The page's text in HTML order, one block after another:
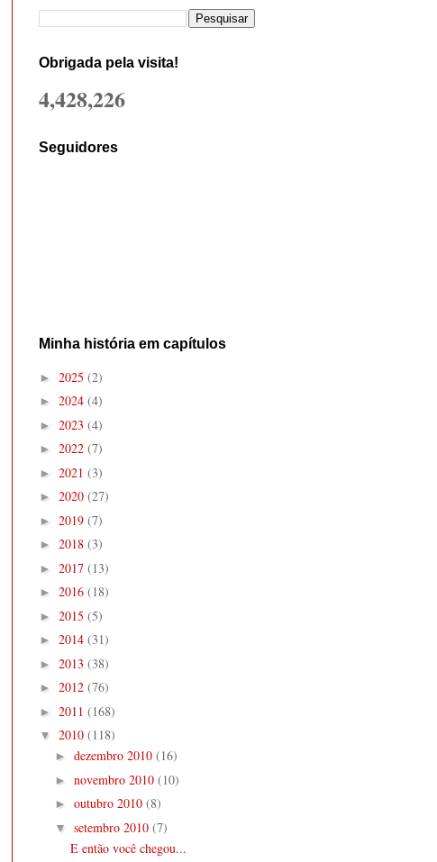
Obrigada pela visita!
4,428,226
Seguidores
Minha história em capítulos
► 2025 (2)
► 2024 (4)
► 2023 (4)
► 2022 (7)
► 2021 (3)
► 2020 (27)
► 2019 (7)
► 2018 (3)
► 2017 (13)
► 2016 (18)
► 2015 (5)
► 2014 (31)
► 2013 (38)
► 2012 (76)
► 2011 (168)
▼ 2010 (118)
► dezembro 2010 (16)
► novembro 2010 (10)
► outubro 2010 (8)
▼ setembro 2010 (7)
E então você chegou...